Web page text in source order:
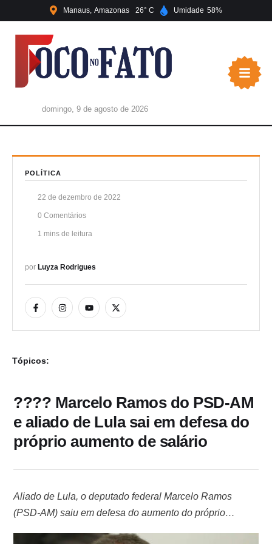
Manaus Amazonas 26 Umidade 58
domingo, 9 de agosto de 2026
POLÍTICA
22 de dezembro de 2022
0 Comentários
1 mins de leitura
por Luyza Rodrigues
Tópicos:
???? Marcelo Ramos do PSD-AM
e aliado de Lula sai em defesa do
próprio aumento de salário
Aliado de Lula, o deputado federal Marcelo Ramos
(PSD-AM) saiu em defesa do aumento do próprio